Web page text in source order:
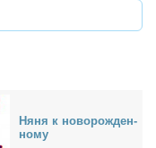
Ня­ня к но­во­рож­ден­
но­му